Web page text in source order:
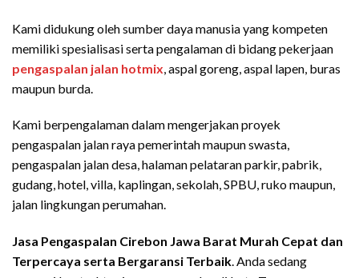
Kami didukung oleh sumber daya manusia yang kompeten
memiliki spesialisasi serta pengalaman di bidang pekerjaan
pengaspalan jalan hotmix , aspal goreng, aspal lapen, buras
maupun burda.
Kami berpengalaman dalam mengerjakan proyek
pengaspalan jalan raya pemerintah maupun swasta,
pengaspalan jalan desa, halaman pelataran parkir, pabrik,
gudang, hotel, villa, kaplingan, sekolah, SPBU, ruko maupun,
jalan lingkungan perumahan.
Jasa Pengaspalan Cirebon Jawa Barat Murah Cepat dan
Terpercaya serta Bergaransi Terbaik. Anda sedang